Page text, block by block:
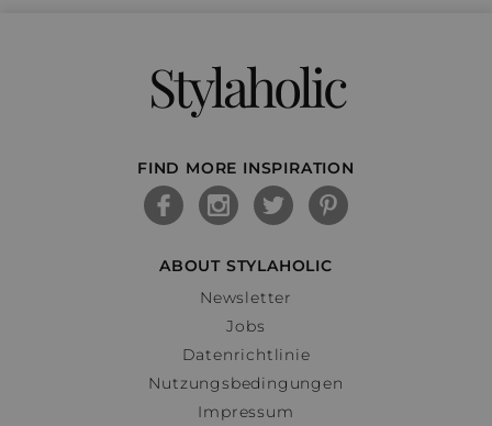
Stylaholic
FIND MORE INSPIRATION
ABOUT STYLAHOLIC
Newsletter
Jobs
Datenrichtlinie
Nutzungsbedingungen
Impressum